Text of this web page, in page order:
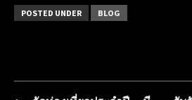
POSTED UNDER BLOG